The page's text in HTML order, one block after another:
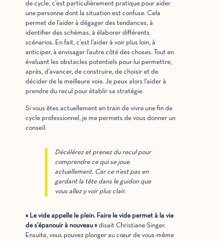
de cycle, c’est particulièrement pratique pour aider
une personne dont la situation est confuse. Cela
permet de l’aider à dégager des tendances, à
identifier des schémas, à élaborer différents
scénarios. En fait, c’est l’aider à voir plus loin, à
anticiper, à envisager l’autre côté des choses. Tout en
évaluant les obstacles potentiels pour lui permettre,
après, d’avancer, de construire, de choisir et de
décider de la meilleure voie. Je peux alors l’aider à
prendre du recul pour établir sa stratégie.
Si vous êtes actuellement en train de vivre une fin de
cycle professionnel, je me permets de vous donner un
conseil.
Décélérez et prenez du recul pour
comprendre ce qui se joue
actuellement. Car ce n’est pas en
gardant la tête dans le guidon que
vous allez y voir plus clair.
« Le vide appelle le plein. Faire le vide permet à la vie
de s’épanouir à nouveau »disait Christiane Singer.
Ensuite, vous pouvez plonger au cœur de vous-même